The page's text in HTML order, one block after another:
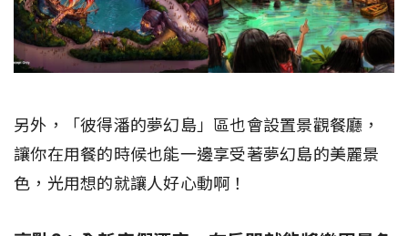
另外，「彼得潘的夢幻島」區也會設置景觀餐廳，
讓你在用餐的時候也能一邊享受著夢幻島的美麗景
色，光用想的就讓人好心動啊！